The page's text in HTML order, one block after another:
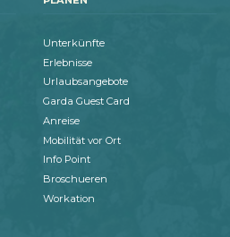
Unterkünfte
Erlebnisse
Urlaubsangebote
Garda Guest Card
Anreise
Mobilität vor Ort
Info Point
Broschueren
Workation